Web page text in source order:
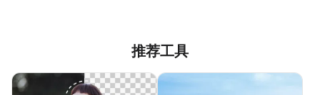
推荐工具